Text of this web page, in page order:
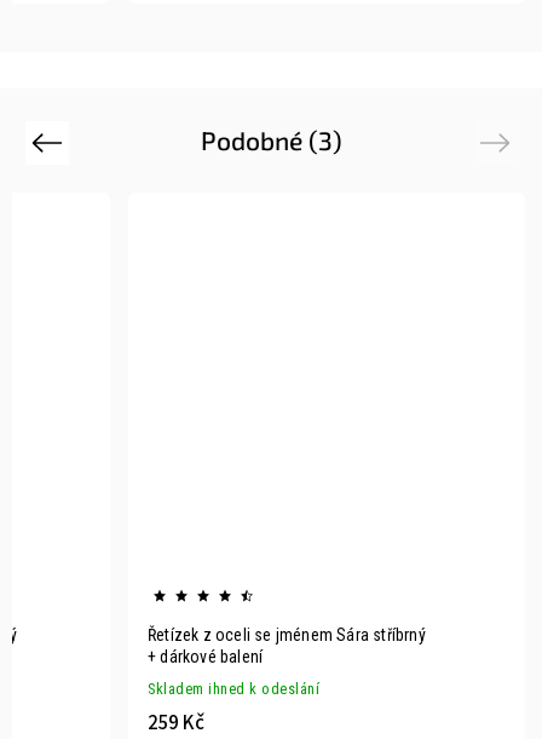
Podobné (3)
Previous
Řetízek z oceli se jménem Sára stříbrný
+ dárkové balení
Skladem ihned k odeslání
259 Kč
Next